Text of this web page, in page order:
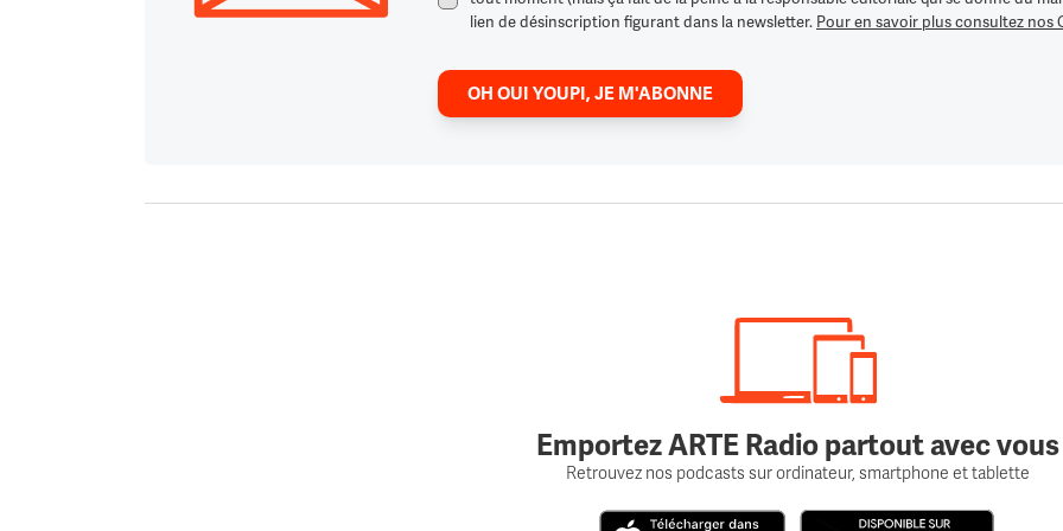
lien de désinscription figurant dans la newsletter. Pour en savoir plus consultez nos
OH OUI YOUPI, JE M'ABONNE
Emportez ARTE Radio partout avec vous
Retrouvez nos podcasts sur ordinateur, smartphone et tablette